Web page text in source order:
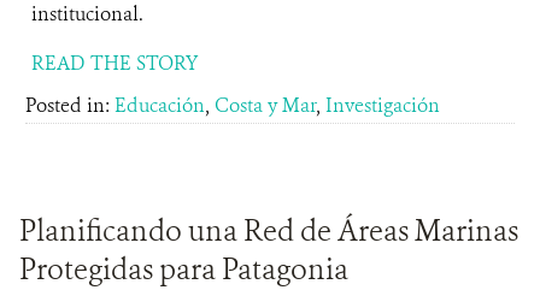
institucional.
READ THE STORY
Posted in: Educación, Costa y Mar, Investigación
Planificando una Red de Áreas Marinas
Protegidas para Patagonia